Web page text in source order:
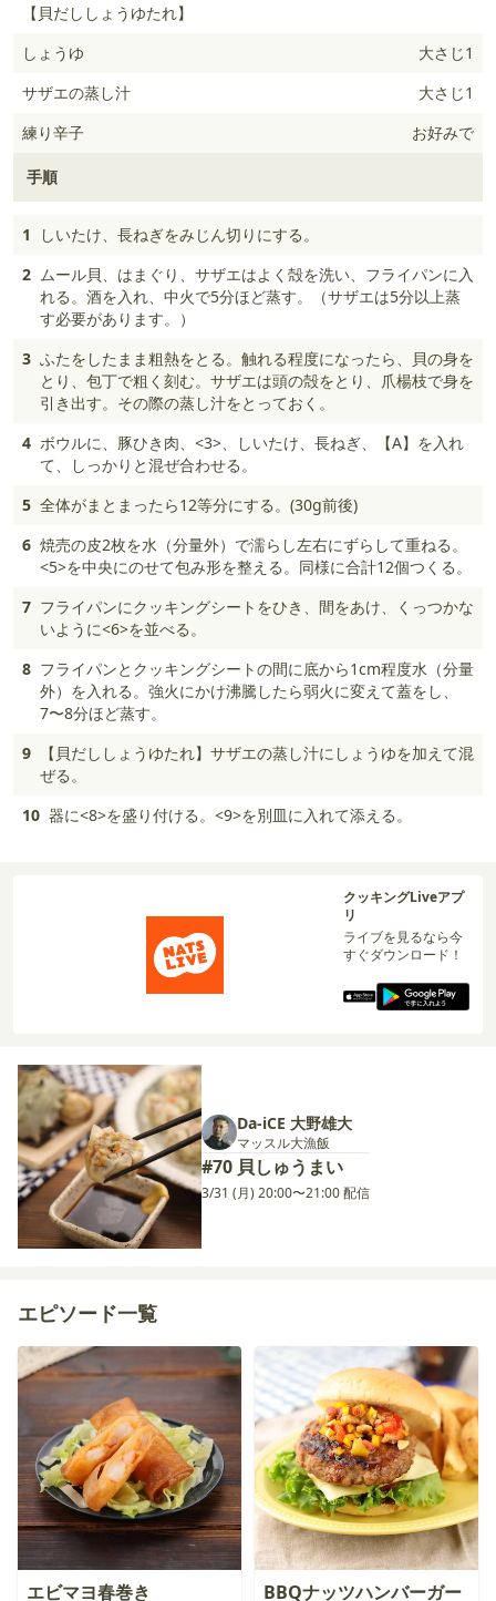
【貝だししょうゆたれ】
しょうゆ
大さじ1
サザエの蒸し汁
大さじ1
練り辛子
お好みで
手順
1
しいたけ、長ねぎをみじん切りにする。
2 ムール貝、はまぐり、サザエはよく殻を洗い、フライパンに入
れる。酒を入れ、中火で5分ほど蒸す。（サザエは5分以上蒸
す必要があります。）
3 ふたをしたまま粗熱をとる。触れる程度になったら、貝の身を
とり、包丁で粗く刻む。サザエは頭の殻をとり、爪楊枝で身を
引き出す。その際の蒸し汁をとっておく。
4 ボウルに、豚ひき肉、<3>、しいたけ、長ねぎ、【A】を入れ
て、しっかりと混ぜ合わせる。
5 全体がまとまったら12等分にする。(30g前後)
6 焼売の皮2枚を水（分量外）で濡らし左右にずらして重ねる。
<5>を中央にのせて包み形を整える。同様に合計12個つくる。
7 フライパンにクッキングシートをひき、間をあけ、くっつかな
いように<6>を並べる。
8 フライパンとクッキングシートの間に底から1cm程度水（分量
外）を入れる。強火にかけ沸騰したら弱火に変えて蓋をし、
7〜8分ほど蒸す。
9
【貝だししょうゆたれ】サザエの蒸し汁にしょうゆを加えて混
ぜる。
10 器に<8>を盛り付ける。<9>を別皿に入れて添える。
クッキングLiveアプ
リ
ライブを見るなら今
すぐダウンロード！
Da-iCE 大野雄大
マッスル大漁飯
#70 貝しゅうまい
3/31 (月) 20:00〜21:00 配信
エピソード一覧
エビマヨ春巻き BBQナッツハンバーガー